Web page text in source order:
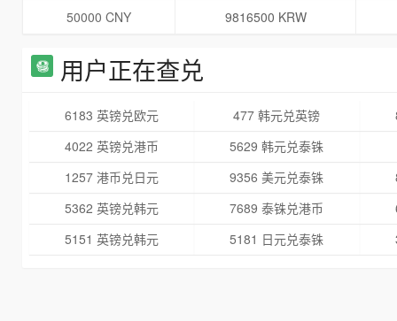
50000 CNY
9816500 KRW
用户正在查兑
6183 英镑兑欧元 477 韩元兑英镑
4022 英镑兑港币
5629 韩元兑泰铢
1257 港币兑日元
9356 美元兑泰铢
5362 英镑兑韩元
7689 泰铢兑港币
5151 英镑兑韩元
5181 日元兑泰铢